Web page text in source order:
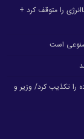
را متوقف کرد +
است
را تکذیب کرد/ وزیر و